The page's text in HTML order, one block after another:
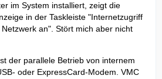
im System installiert, zeigt die
in der Taskleiste "Internetzugriff
an". Stört mich aber nicht
der parallele Betrieb von internem
oder ExpressCard-Modem. VMC